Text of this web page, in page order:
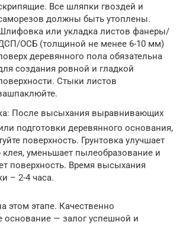
Все шляпки гвоздей и
должны быть утоплены.
или укладка листов фанеры/
ОСБ (толщиной не менее 6-10 мм)
деревянного пола обязательна
создания ровной и гладкой
Стыки листов
После высыхания выравнивающих
подготовки деревянного основания,
поверхность. Грунтовка улучшает
клея, уменьшает пылеобразование и
поверхность. Время высыхания
– 2-4 часа.
этом этапе. Качественно
основание — залог успешной и